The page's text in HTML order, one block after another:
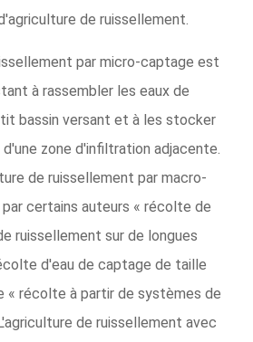
de ruissellement.
par micro-captage est
à rassembler les eaux de
bassin versant et à les stocker
d'une zone d'infiltration adjacente.
de ruissellement par macro-
certains auteurs « récolte de
ruissellement sur de longues
d'eau de captage de taille
« récolte à partir de systèmes de
de ruissellement avec